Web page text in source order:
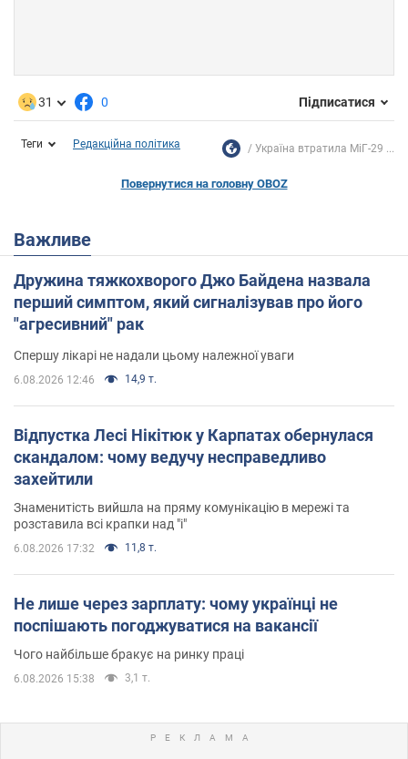
31 0 Підписатися
Теги Редакційна політика Україна втратила МіГ-29 ...
Повернутися на головну OBOZ
Важливе
Дружина тяжкохворого Джо Байдена назвала
перший симптом, який сигналізував про його
"агресивний" рак
Спершу лікарі не надали цьому належної уваги
6.08.2026 12:46 14,9 т.
Відпустка Лесі Нікітюк у Карпатах обернулася
скандалом: чому ведучу несправедливо
захейтили
Знаменитість вийшла на пряму комунікацію в мережі та
розставила всі крапки над "і"
6.08.2026 17:32 11,8 т.
Не лише через зарплату: чому українці не
поспішають погоджуватися на вакансії
Чого найбільше бракує на ринку праці
6.08.2026 15:38 3,1 т.